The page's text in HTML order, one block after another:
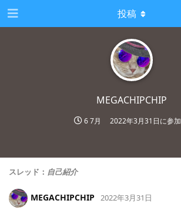
MEGACHIPCHIP
6 7月 2022年3月31日に参加
投稿
スレッド： 自己紹介
MEGACHIPCHIP 2022年3月31日